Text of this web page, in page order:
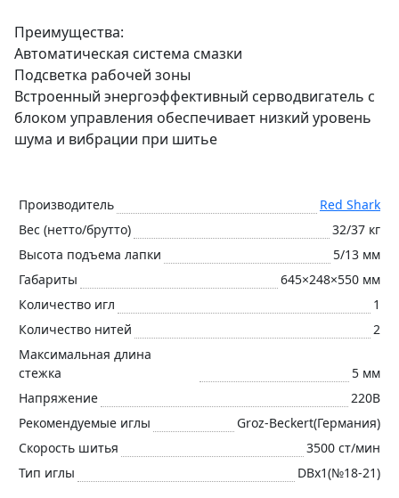
Преимущества:
Автоматическая система смазки
Подсветка рабочей зоны
Встроенный энергоэффективный серводвигатель с
блоком управления обеспечивает низкий уровень
шума и вибрации при шитье
Производитель
Red Shark
Вес (нетто/брутто)
32/37 кг
Высота подъема лапки
5/13 мм
Габариты
645×248×550 мм
Количество игл
1
Количество нитей
2
Максимальная длина
стежка
5 мм
Напряжение
220В
Рекомендуемые иглы
Groz-Beckert(Германия)
Скорость шитья
3500 ст/мин
Тип иглы
DBx1(№18-21)